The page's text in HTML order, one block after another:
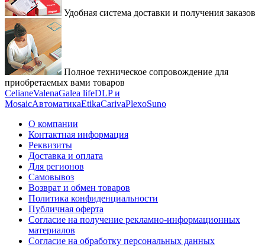
Удобная система доставки и получения заказов
Полное техническое сопровождение для
приобретаемых вами товаров
CelianeValenaGalea lifeDLP и
MosaicАвтоматикаEtikaCarivaPlexoSuno
О компании
Контактная информация
Реквизиты
Доставка и оплата
Для регионов
Самовывоз
Возврат и обмен товаров
Политика конфиденциальности
Публичная оферта
Согласие на получение рекламно-информационных
материалов
Согласие на обработку персональных данных